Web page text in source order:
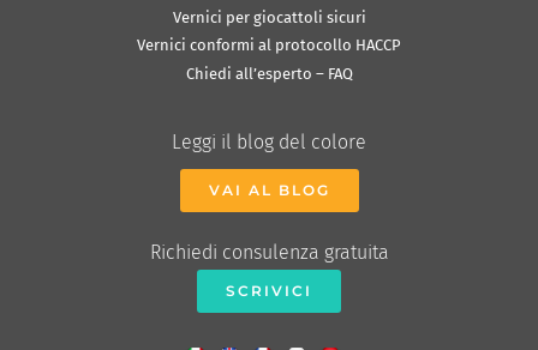
Vernici per giocattoli sicuri
Vernici conformi al protocollo HACCP
Chiedi all’esperto – FAQ
Leggi il blog del colore
VAI AL BLOG
Richiedi consulenza gratuita
SCRIVICI